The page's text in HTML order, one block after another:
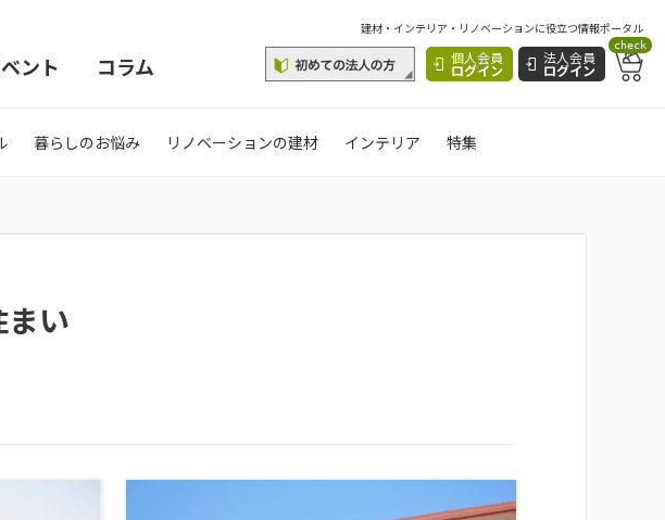
ント コラム
建材・インテリア・リノベーションに役立つ情報ポータル
個人会員
ログイン
法人会員
ログイン
check
暮らしのお悩み リノベーションの建材 インテリア 特集
まい